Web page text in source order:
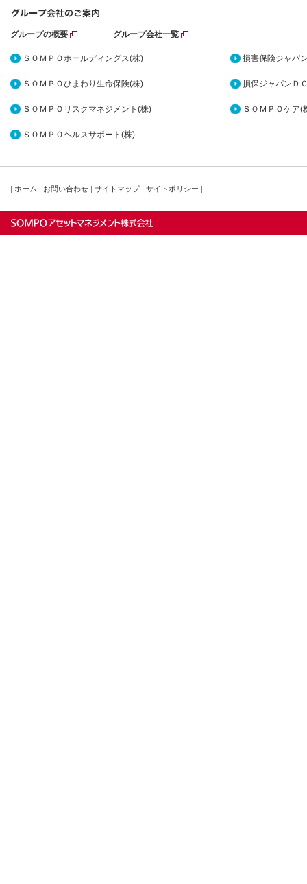
グループの概要 グループ会社一覧
ＳＯＭＰＯホールディングス(株) 損害保険ジャパ
ＳＯＭＰＯひまわり生命保険(株) 損保ジャパンＤ
ＳＯＭＰＯリスクマネジメント(株) ＳＯＭＰＯケア(
ＳＯＭＰＯヘルスサポート(株)
ホーム お問い合わせ サイトマップ サイトポリシー